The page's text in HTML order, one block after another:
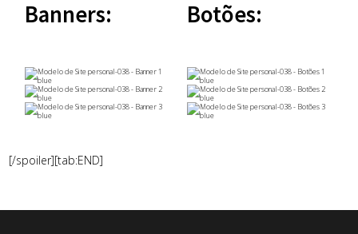
Banners: Botões:
[/spoiler][tab:END]